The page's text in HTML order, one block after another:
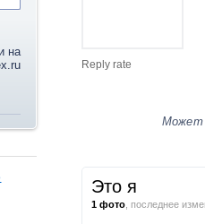
Reply rate
Это я
1 фото , последнее
на